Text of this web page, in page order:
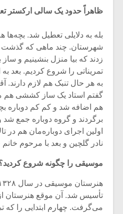
ظاهراً حدود یک سالی ارکستر
بله به دلایلی تعطیل شد.
شهرستان. چند ماهی که گذشت
زدند که بیا منزل بنشینیم و
تمریناتی را شروع کردیم. بعد
به هر حال تنبک هم لازم دارند.
گفتم استاد یک ساز کششی هم
هم اضافه شد و کم کم دوباره
برگردند و گروه دوباره جمع شد
اولین اجرای دوباره‌مان هم در
نادر گلچین و بعد با مرحوم
موسیقی را چگونه شروع
تأسیس شد. آن موقع هنرستان از
می‌گرفت. چهارم ابتدایی را که